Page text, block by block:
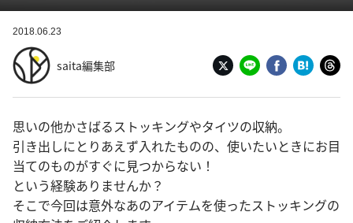
2018.06.23
saita編集部
思いの他かさばるストッキングやタイツの収納。
引き出しにとりあえず入れたものの、使いたいときにお目
当てのものがすぐに見つからない！
という経験ありませんか？
そこで今回は意外なあのアイテムを使ったストッキングの